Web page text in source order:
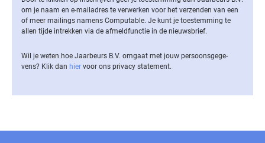
om je naam en e-mailadres te verwerken voor het verzenden van een
of meer mailings namens Computable. Je kunt je toestemming te
allen tijde intrekken via de af­meld­func­tie in de nieuwsbrief.
Wil je weten hoe Jaarbeurs B.V. omgaat met jouw per­soons­ge­ge­
vens? Klik dan hier voor ons privacy statement.